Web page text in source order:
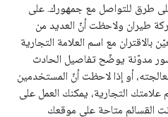
طرق للتواصل مع جمهورك. على
طيران ولاحظت أنّ العديد من
مع اسم العلامة التجارية
مدوّنة يوضّح تفاصيل الحادث
أو إذا لاحظت أنّ المستخدمين
علامتك التجارية، يمكنك العمل على
القسائم متاحة على موقعك